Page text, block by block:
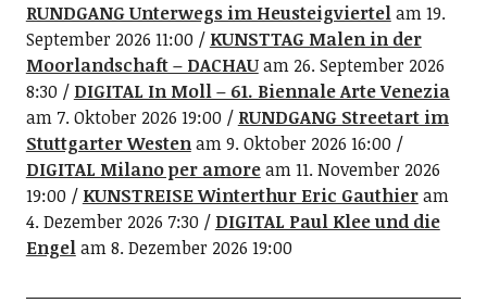
RUNDGANG Unterwegs im Heusteigviertelam 19.
September 2026 11:00
KUNSTTAG Malen in der
Moorlandschaft – DACHAUam 26. September 2026
8:30
DIGITAL In Moll – 61. Biennale Arte Venezia
am 7. Oktober 2026 19:00
RUNDGANG Streetart im
Stuttgarter Westenam 9. Oktober 2026 16:00
DIGITAL Milano per amoream 11. November 2026
19:00
KUNSTREISE Winterthur Eric Gauthieram
4. Dezember 2026 7:30
DIGITAL Paul Klee und die
Engelam 8. Dezember 2026 19:00